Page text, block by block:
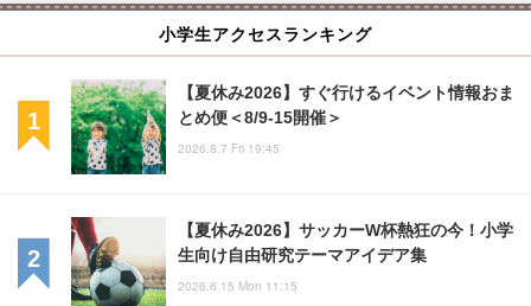
小学生アクセスランキング
【夏休み2026】すぐ行けるイベント情報おま
とめ便＜8/9-15開催＞
2026.8.7 Fri 19:45
【夏休み2026】サッカーW杯熱狂の今！小学
生向け自由研究テーマアイデア集
2026.6.15 Mon 11:15